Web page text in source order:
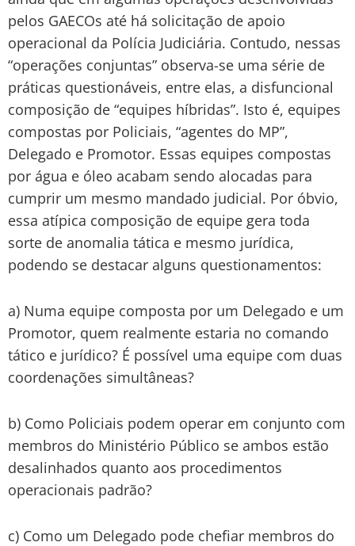
pelos GAECOs até há solicitação de apoio
operacional da Polícia Judiciária. Contudo, nessas
“operações conjuntas” observa-se uma série de
práticas questionáveis, entre elas, a disfuncional
composição de “equipes híbridas”. Isto é, equipes
compostas por Policiais, “agentes do MP”,
Delegado e Promotor. Essas equipes compostas
por água e óleo acabam sendo alocadas para
cumprir um mesmo mandado judicial. Por óbvio,
essa atípica composição de equipe gera toda
sorte de anomalia tática e mesmo jurídica,
podendo se destacar alguns questionamentos:
a) Numa equipe composta por um Delegado e um
Promotor, quem realmente estaria no comando
tático e jurídico? É possível uma equipe com duas
coordenações simultâneas?
b) Como Policiais podem operar em conjunto com
membros do Ministério Público se ambos estão
desalinhados quanto aos procedimentos
operacionais padrão?
c) Como um Delegado pode chefiar membros do